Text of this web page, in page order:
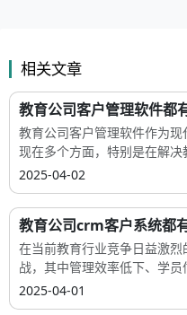
相关文章
教育公司客户管理软件都
教育公司客户管理软件作为
现在多个方面，特别是在解决
2025-04-02
教育公司crm客户系统都
在当前教育行业竞争日益激
战，其中管理效率低下、学
2025-04-01